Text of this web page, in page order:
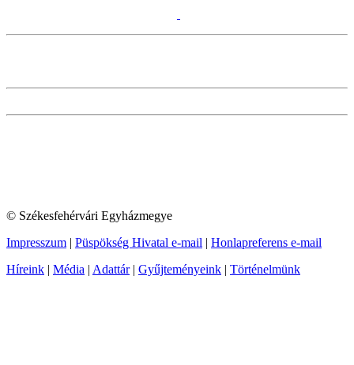
© Székesfehérvári Egyházmegye
Impresszum | Püspökség Hivatal e-mail | Honlapreferens e-mail
Híreink | Média | Adattár| Gyűjteményeink | Történelmünk